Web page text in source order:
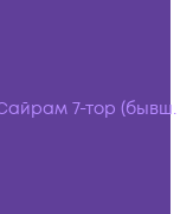
7-тор (бывш.